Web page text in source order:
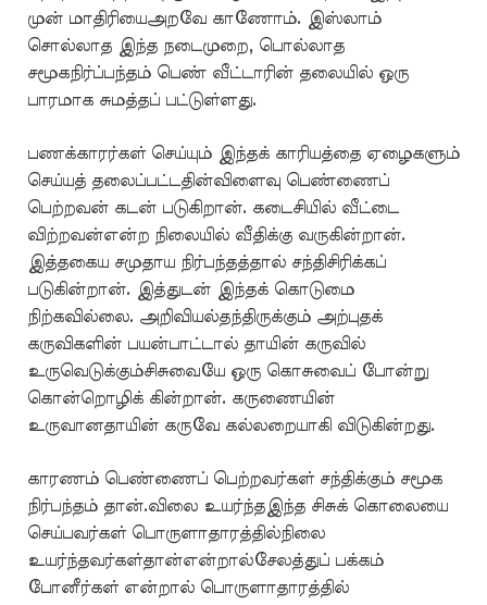
முன் மாதிரியைஅறவே காணோம். இஸ்லாம்
சொல்லாத இந்த நடைமுறை, பொல்லாத
சமூகநிர்ப்பந்தம் பெண் வீட்டாரின் தலையில் ஒரு
பாரமாக சுமத்தப் பட்டுள்ளது.
பணக்காரர்கள் செய்யும் இந்தக் காரியத்தை ஏழைகளும்
செய்யத் தலைப்பட்டதின்விளைவு பெண்ணைப்
பெற்றவன் கடன் படுகிறான். கடைசியில் வீட்டை
விற்றவன்என்ற நிலையில் வீதிக்கு வருகின்றான்.
இத்தகைய சமுதாய நிர்பந்தத்தால் சந்திசிரிக்கப்
படுகின்றான். இத்துடன் இந்தக் கொடுமை
நிற்கவில்லை. அறிவியல்தந்திருக்கும் அற்புதக்
கருவிகளின் பயன்பாட்டால் தாயின் கருவில்
உருவெடுக்கும்சிசுவையே ஒரு கொசுவைப் போன்று
கொன்றொழிக் கின்றான். கருணையின்
உருவானதாயின் கருவே கல்லறையாகி விடுகின்றது.
காரணம் பெண்ணைப் பெற்றவர்கள் சந்திக்கும் சமூக
நிர்பந்தம் தான்.விலை உயர்ந்தஇந்த சிசுக் கொலையை
செய்பவர்கள் பொருளாதாரத்தில்நிலை
உயர்ந்தவர்கள்தான்என்றால்சேலத்துப் பக்கம்
போனீர்கள் என்றால் பொருளாதாரத்தில்